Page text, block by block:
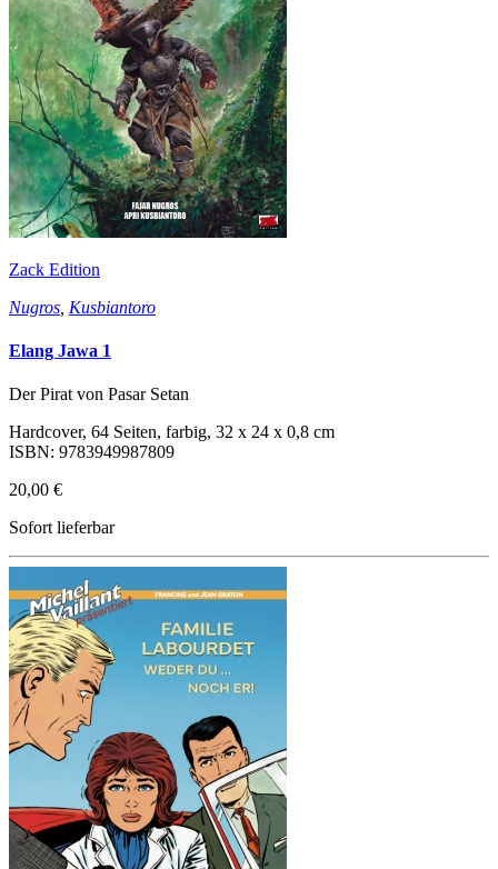
Zack Edition
Nugros Kusbiantoro
Elang Jawa 1
Der Pirat von Pasar Setan
Hardcover, 64 Seiten, farbig, 32 x 24 x 0,8 cm
ISBN: 9783949987809
20,00 €
Sofort lieferbar